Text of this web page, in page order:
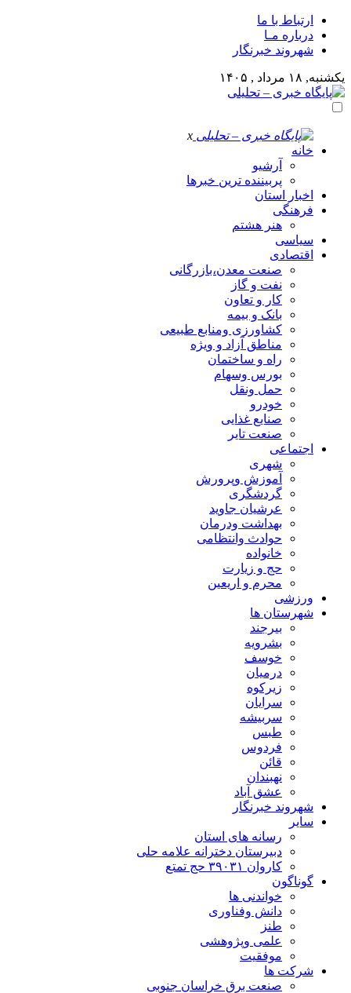
ارتباط با ما
درباره مـا
شهروند خبرنگار
یکشنبه, ۱۸ مرداد , ۱۴۰۵
x
خانه
آرشیو
پربیننده ترین خبرها
اخبار استان
فرهنگی
هنر هشتم
سیاسی
اقتصادی
صنعت معدن،بازرگانی
نفت و گاز
کار و تعاون
بانک و بیمه
کشاورزی ومنابع طبیعی
مناطق آزاد و ویژه
راه و ساختمان
بورس وسهام
حمل ونقل
خودرو
صنایع غذایی
صنعت تایر
اجتماعی
شهری
آموزش وپرورش
گردشگری
عرشیان جاوید
بهداشت ودرمان
حوادث وانتظامی
خانواده
حج و زیارت
محرم و اریعین
ورزشی
شهرستان ها
بیرجند
بشرویه
خوسف
درمیان
زیرکوه
سرایان
سربیشه
طبس
فردوس
قائن
نهبندان
عشق آباد
شهروند خبرنگار
سایر
رسانه های استان
دبیرستان دخترانه علامه حلی
کاروان ۳۹۰۳۱ حج تمتع
گوناگون
خواندنی ها
دانش وفناوری
طنز
علمی وپژوهشی
موفقیت
شرکت ها
صنعت برق خراسان جنوبی